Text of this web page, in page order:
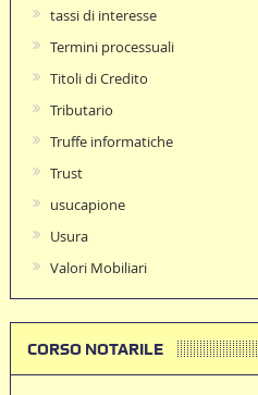
tassi di interesse
Termini processuali
Titoli di Credito
Tributario
Truffe informatiche
Trust
usucapione
Usura
Valori Mobiliari
CORSO NOTARILE